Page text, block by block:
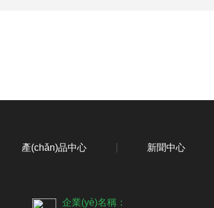
產(chǎn)品中心 新聞中心
企業(yè)名稱：